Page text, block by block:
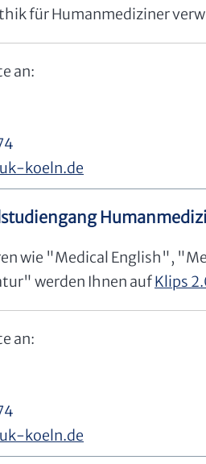
für Humanmediziner
an:
uk-koeln.de
wie "Medical English",
werden Ihnen aufKlips
an:
uk-koeln.de